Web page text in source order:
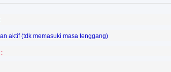
aktif (tdk memasuki masa tenggang)